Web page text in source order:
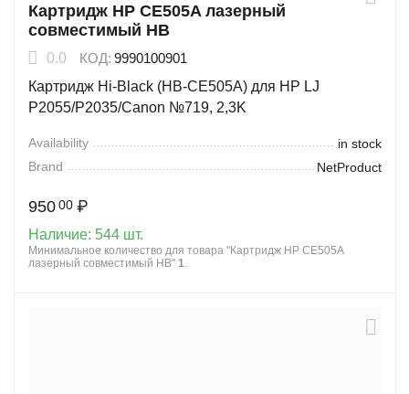
Картридж HP CE505A лазерный
совместимый HB
0.0 КОД: 9990100901
Картридж Hi-Black (HB-CE505A) для HP LJ
P2055/P2035/Canon №719, 2,3K
Availability
in stock
Brand
NetProduct
950 00 ₽
Наличие: 544 шт.
Минимальное количество для товара "Картридж HP CE505A
лазерный совместимый HB" 1.